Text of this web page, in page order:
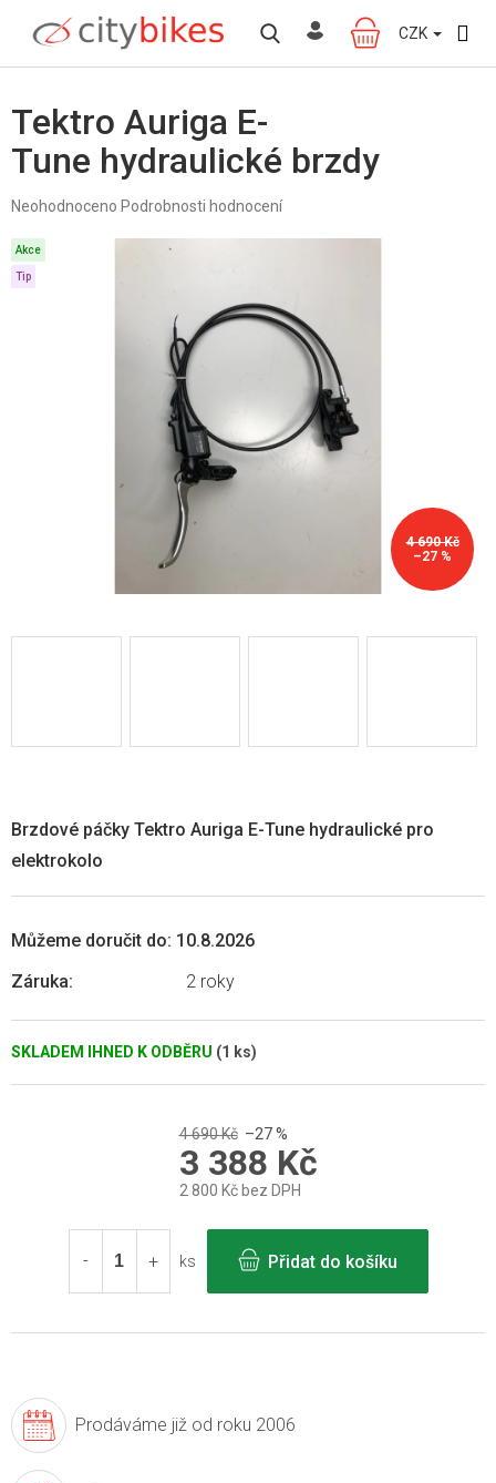
obsah
NÁKUPNÍ
KOŠÍK
CZK
Tektro Auriga E-
Tune hydraulické brzdy
Průměrné
produktu
je
0,0
Neohodnoceno Podrobnosti hodnocení
4 690 Kč
–27 %
Akce
Tip
SKLADEM IHNED K ODBĚRU (1 ks)
Můžeme doručit do: 10.8.2026
Záruka: 2 roky
Brzdové páčky Tektro Auriga E-Tune hydraulické pro
elektrokolo
4 690 Kč –27 %
3 388 Kč
2 800 Kč bez DPH
cena:
ks
Přidat do košíku
Prodáváme již od roku 2006